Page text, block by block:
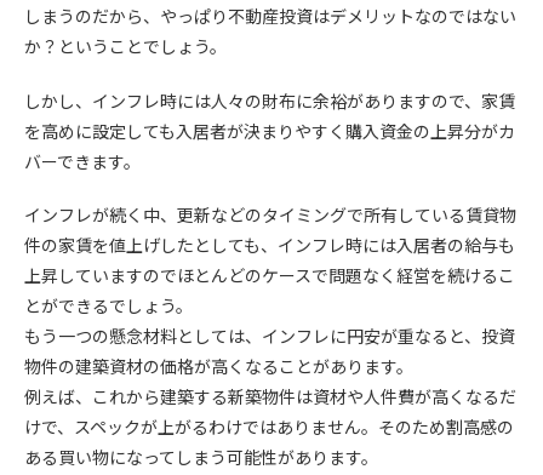
しまうのだから、やっぱり不動産投資はデメリットなのではない
か？ということでしょう。
しかし、インフレ時には人々の財布に余裕がありますので、家賃
を高めに設定しても入居者が決まりやすく購入資金の上昇分がカ
バーできます。
インフレが続く中、更新などのタイミングで所有している賃貸物
件の家賃を値上げしたとしても、インフレ時には入居者の給与も
上昇していますのでほとんどのケースで問題なく経営を続けるこ
とができるでしょう。
もう一つの懸念材料としては、インフレに円安が重なると、投資
物件の建築資材の価格が高くなることがあります。
例えば、これから建築する新築物件は資材や人件費が高くなるだ
けで、スペックが上がるわけではありません。そのため割高感の
ある買い物になってしまう可能性があります。